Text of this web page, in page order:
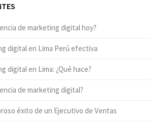
de marketing digital hoy?
digital en Lima Perú efectiva
digital en Lima: ¿Qué hace?
de marketing digital?
éxito de un Ejecutivo de Ventas